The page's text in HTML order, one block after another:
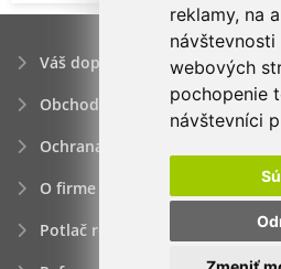
reklamy, na
návštevnosti
webových
pochopenie
návštevníci
Váš dopyt
Obchodné podmienky
Ochrana osobných údajov
O firme
Potlač reklamných predmetov